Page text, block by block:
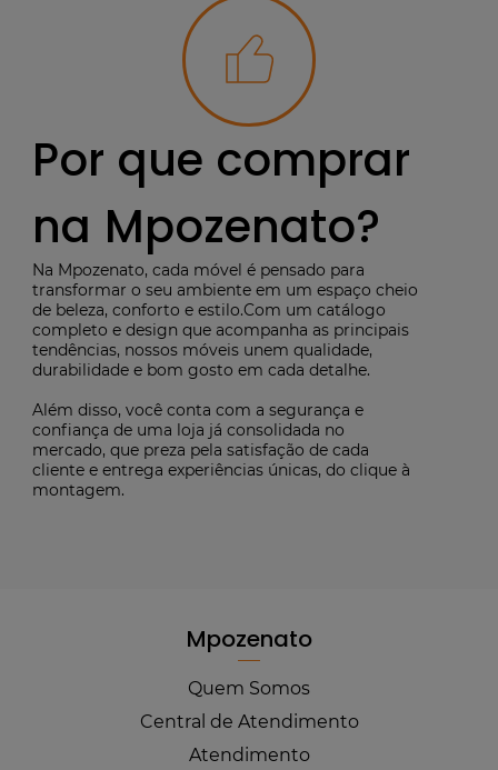
Por que comprar
na Mpozenato?
Na Mpozenato, cada móvel é pensado para
transformar o seu ambiente em um espaço cheio
de beleza, conforto e estilo.Com um catálogo
completo e design que acompanha as principais
tendências, nossos móveis unem qualidade,
durabilidade e bom gosto em cada detalhe.
Além disso, você conta com a segurança e
confiança de uma loja já consolidada no
mercado, que preza pela satisfação de cada
cliente e entrega experiências únicas, do clique à
montagem.
Mpozenato
Quem Somos
Central de Atendimento
Atendimento